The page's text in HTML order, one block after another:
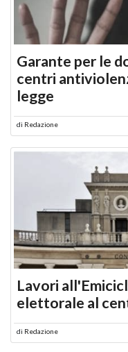
Garante per le
centri
legge
di Redazione
Lavori
elettorale al
di Redazione